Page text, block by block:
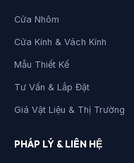
Cửa Nhôm
Cửa Kính & Vách Kính
Mẫu Thiết Kế
Tư Vấn & Lắp Đặt
Giá Vật Liệu & Thị Trường
PHÁP LÝ & LIÊN HỆ